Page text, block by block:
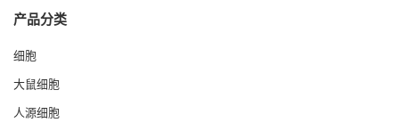
产品分类
细胞
大鼠细胞
人源细胞